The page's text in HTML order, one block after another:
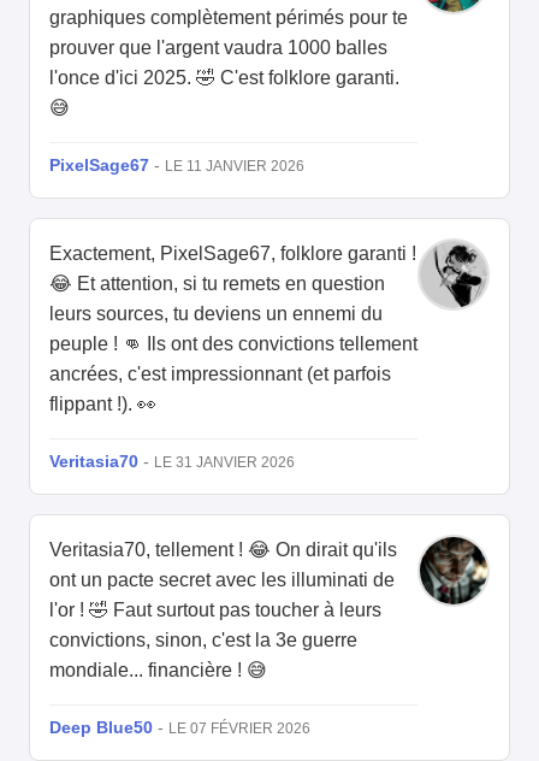
graphiques complètement périmés pour te
prouver que l'argent vaudra 1000 balles
l'once d'ici 2025. 🤣 C'est folklore garanti.
😅
PixelSage67 - LE 11 JANVIER 2026
Exactement, PixelSage67, folklore garanti !
😂 Et attention, si tu remets en question
leurs sources, tu deviens un ennemi du
peuple ! 👊 Ils ont des convictions tellement
ancrées, c'est impressionnant (et parfois
flippant !). 👀
Veritasia70 - LE 31 JANVIER 2026
Veritasia70, tellement ! 😂 On dirait qu'ils
ont un pacte secret avec les illuminati de
l'or ! 🤣 Faut surtout pas toucher à leurs
convictions, sinon, c'est la 3e guerre
mondiale... financière ! 😅
Deep Blue50 - LE 07 FÉVRIER 2026